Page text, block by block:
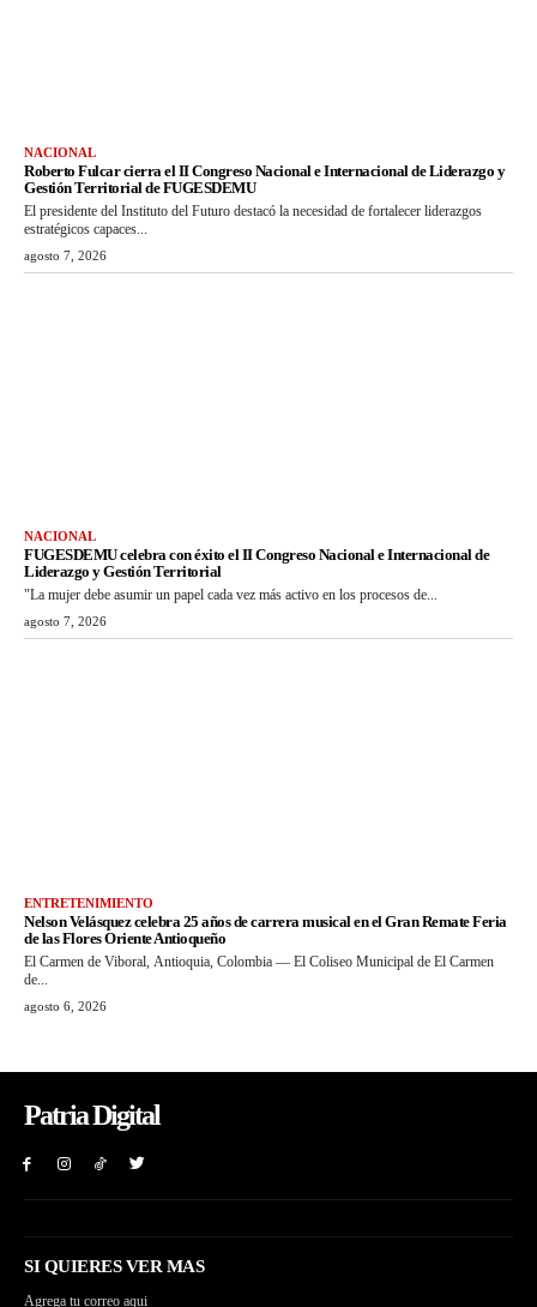
NACIONAL
Roberto Fulcar cierra el II Congreso Nacional e Internacional de Liderazgo y
Gestión Territorial de FUGESDEMU
El presidente del Instituto del Futuro destacó la necesidad de fortalecer liderazgos
estratégicos capaces...
agosto 7, 2026
NACIONAL
FUGESDEMU celebra con éxito el II Congreso Nacional e Internacional de
Liderazgo y Gestión Territorial
"La mujer debe asumir un papel cada vez más activo en los procesos de...
agosto 7, 2026
ENTRETENIMIENTO
Nelson Velásquez celebra 25 años de carrera musical en el Gran Remate Feria
de las Flores Oriente Antioqueño
El Carmen de Viboral, Antioquia, Colombia — El Coliseo Municipal de El Carmen
de...
agosto 6, 2026
Patria Digital
SI QUIERES VER MAS
Agrega tu correo aqui